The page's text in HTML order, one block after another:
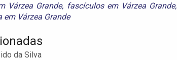
Várzea Grande, fascículos em Várzea Grande,
em Várzea Grande
da Silva